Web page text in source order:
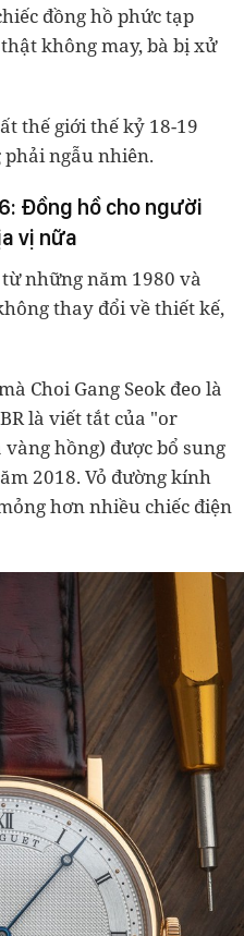
đồng hồ phức tạp
không may, bà bị xử
thế giới thế kỷ 18-19
phải ngẫu nhiên.
Đồng hồ cho người
vị nữa
những năm 1980 và
thay đổi về thiết kế,
Choi Gang Seok đeo là
là viết tắt của "or
hồng) được bổ sung
2018. Vỏ đường kính
hơn nhiều chiếc điện